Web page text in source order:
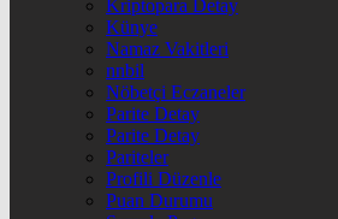
Kriptopara Detay
Künye
Namaz Vakitleri
nnbil
Nöbetçi Eczaneler
Parite Detay
Parite Detay
Pariteler
Profili Düzenle
Puan Durumu